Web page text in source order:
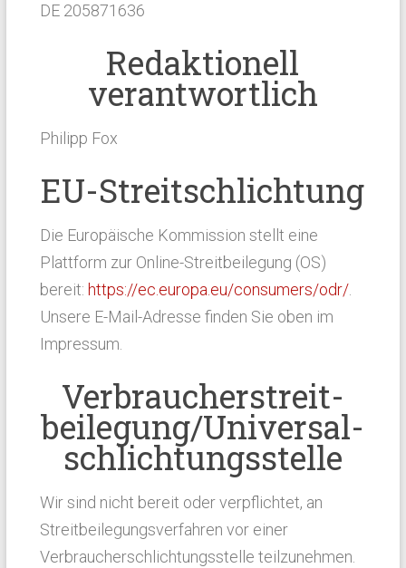
DE 205871636
Redaktionell
verantwortlich
Philipp Fox
EU-Streitschlichtung
Die Europäische Kommission stellt eine
Plattform zur Online-Streitbeilegung (OS)
bereit: https://ec.europa.eu/consumers/odr/.
Unsere E-Mail-Adresse finden Sie oben im
Impressum.
Verbraucher­streit­
beilegung/Universal­
schlichtungs­stelle
Wir sind nicht bereit oder verpflichtet, an
Streitbeilegungsverfahren vor einer
Verbraucherschlichtungsstelle teilzunehmen.